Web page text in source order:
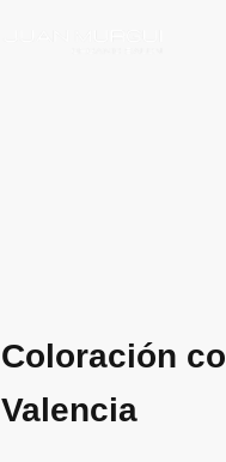
Coloración
Valencia